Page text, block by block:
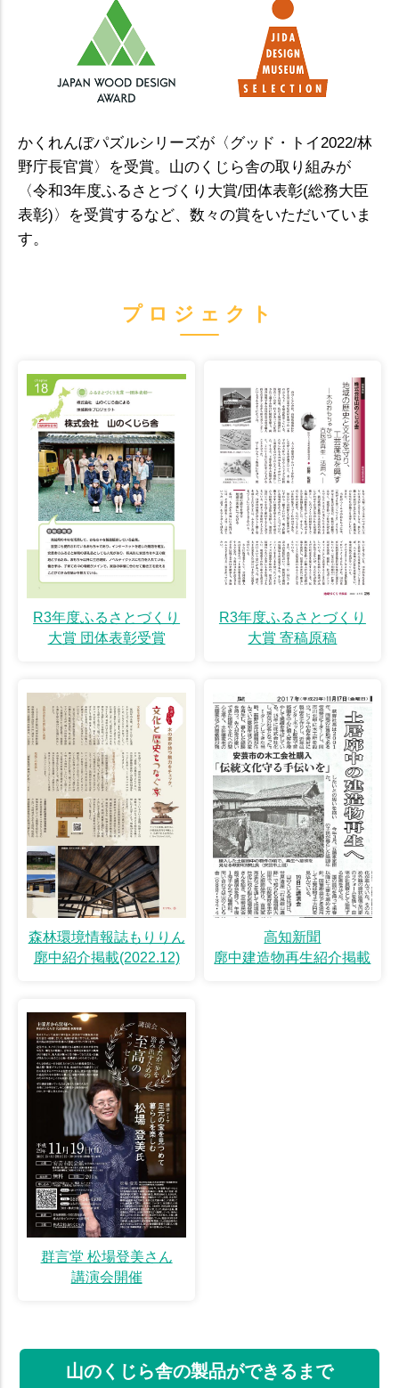
かくれんぼパズルシリーズが〈グッド・トイ2022/林
野庁長官賞〉を受賞。山のくじら舎の取り組みが
〈令和3年度ふるさとづくり大賞/団体表彰(総務大臣
表彰)〉を受賞するなど、数々の賞をいただいていま
す。
プロジェクト
R3年度ふるさとづくり
大賞 団体表彰受賞
R3年度ふるさとづくり
大賞 寄稿原稿
森林環境情報誌もりりん
廓中紹介掲載(2022.12)
高知新聞
廓中建造物再生紹介掲載
群言堂 松場登美さん
講演会開催
山のくじら舎の製品ができるまで